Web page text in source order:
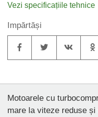
Vezi specificațiile tehnice
Impărtăși
Motoarele cu
mare la viteze reduse